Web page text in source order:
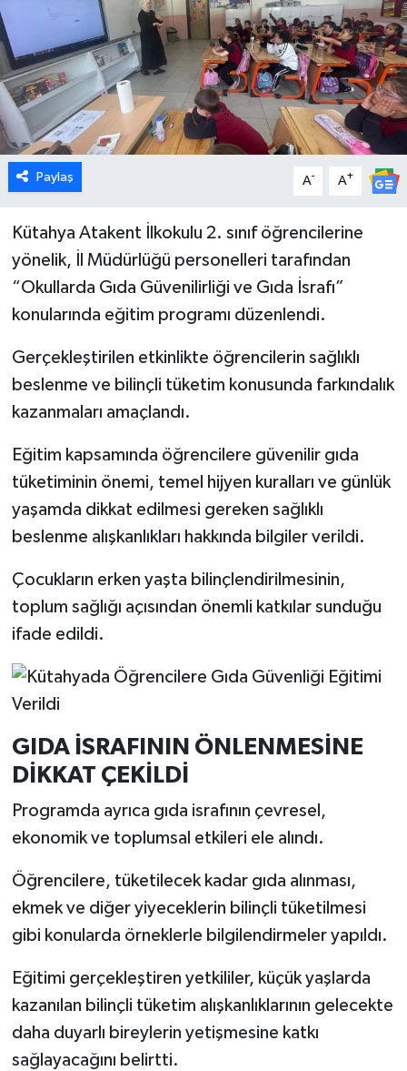
Paylaş A- A+
Kütahya Atakent İlkokulu 2. sınıf öğrencilerine
yönelik, İl Müdürlüğü personelleri tarafından
“Okullarda Gıda Güvenilirliği ve Gıda İsrafı”
konularında eğitim programı düzenlendi.
Gerçekleştirilen etkinlikte öğrencilerin sağlıklı
beslenme ve bilinçli tüketim konusunda farkındalık
kazanmaları amaçlandı.
Eğitim kapsamında öğrencilere güvenilir gıda
tüketiminin önemi, temel hijyen kuralları ve günlük
yaşamda dikkat edilmesi gereken sağlıklı
beslenme alışkanlıkları hakkında bilgiler verildi.
Çocukların erken yaşta bilinçlendirilmesinin,
toplum sağlığı açısından önemli katkılar sunduğu
ifade edildi.
GIDA İSRAFININ ÖNLENMESİNE
DİKKAT ÇEKİLDİ
Programda ayrıca gıda israfının çevresel,
ekonomik ve toplumsal etkileri ele alındı.
Öğrencilere, tüketilecek kadar gıda alınması,
ekmek ve diğer yiyeceklerin bilinçli tüketilmesi
gibi konularda örneklerle bilgilendirmeler yapıldı.
Eğitimi gerçekleştiren yetkililer, küçük yaşlarda
kazanılan bilinçli tüketim alışkanlıklarının gelecekte
daha duyarlı bireylerin yetişmesine katkı
sağlayacağını belirtti.
Emet
Foto Galeri
Gediz
Genel
Hisarcık
İlçeler
Kültür Sanat
Magazin
Otomobil
Pazarlar
Resmi İlan
Rüya Tabirleri
Şaphane
Siyaset
Teknoloji